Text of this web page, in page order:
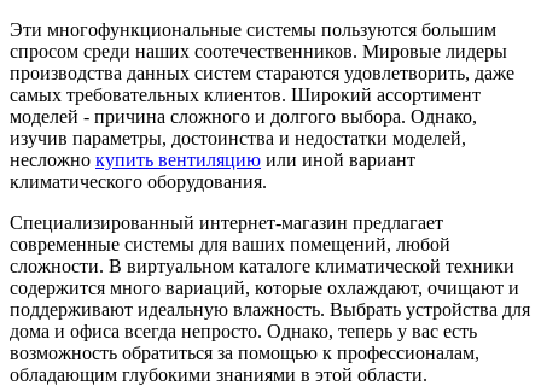
Эти многофункциональные системы пользуются большим
спросом среди наших соотечественников. Мировые лидеры
производства данных систем стараются удовлетворить, даже
самых требовательных клиентов. Широкий ассортимент
моделей - причина сложного и долгого выбора. Однако,
изучив параметры, достоинства и недостатки моделей,
несложно купить вентиляцию или иной вариант
климатического оборудования.
Специализированный интернет-магазин предлагает
современные системы для ваших помещений, любой
сложности. В виртуальном каталоге климатической техники
содержится много вариаций, которые охлаждают, очищают и
поддерживают идеальную влажность. Выбрать устройства для
дома и офиса всегда непросто. Однако, теперь у вас есть
возможность обратиться за помощью к профессионалам,
обладающим глубокими знаниями в этой области.